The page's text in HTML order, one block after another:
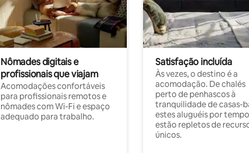
Nômades digitais e
profissionais que viajam
Acomodações confortáveis
para profissionais remotos e
nômades com Wi-Fi e espaço
adequado para trabalho.
Satisfação incluída
Às vezes, o destino é a
acomodação. De chalés
perto de penhascos à
tranquilidade de casas-
estes aluguéis por
estão repletos de
únicos.